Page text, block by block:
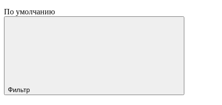
По умолчанию
Фильтр